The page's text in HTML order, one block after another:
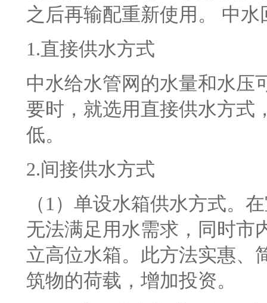
之后再输配重新使用。
中水
1.直接供水方式
中水给水管网的水量和水压
要时，就选用直接供水方式
低。
2.间接供水方式
（ 1 ）单设水箱供水方式。
无法满足用水需求，同时市
立高位水箱。此方法实惠、
筑物的荷载，增加投资。